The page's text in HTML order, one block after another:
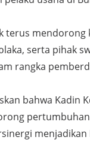
terus mendorong
serta pihak
rangka
bahwa Kadin
menjadikan